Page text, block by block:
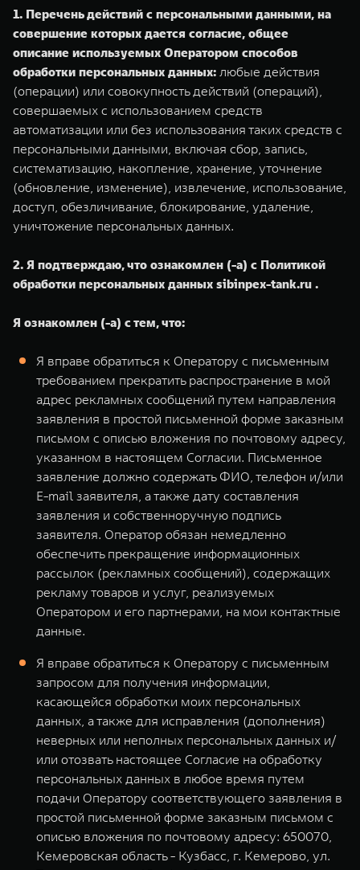
1. Перечень действий с персональными данными, на
совершение которых дается согласие, общее
описание используемых Оператором способов
обработки персональных данных: любые действия
(операции) или совокупность действий (операций),
совершаемых с использованием средств
автоматизации или без использования таких средств с
персональными данными, включая сбор, запись,
систематизацию, накопление, хранение, уточнение
(обновление, изменение), извлечение, использование,
доступ, обезличивание, блокирование, удаление,
уничтожение персональных данных.
2. Я подтверждаю, что ознакомлен (-а) с Политикой
обработки персональных данных sibinpex-tank.ru .
Я ознакомлен (-а) с тем, что:
Я вправе обратиться к Оператору с письменным
требованием прекратить распространение в мой
адрес рекламных сообщений путем направления
заявления в простой письменной форме заказным
письмом с описью вложения по почтовому адресу,
указанном в настоящем Согласии. Письменное
заявление должно содержать ФИО, телефон и/или
E-mail заявителя, а также дату составления
заявления и собственноручную подпись
заявителя. Оператор обязан немедленно
обеспечить прекращение информационных
рассылок (рекламных сообщений), содержащих
рекламу товаров и услуг, реализуемых
Оператором и его партнерами, на мои контактные
данные.
Я вправе обратиться к Оператору с письменным
запросом для получения информации,
касающейся обработки моих персональных
данных, а также для исправления (дополнения)
неверных или неполных персональных данных и/
или отозвать настоящее Согласие на обработку
персональных данных в любое время путем
подачи Оператору соответствующего заявления в
простой письменной форме заказным письмом с
описью вложения по почтовому адресу: 650070,
Кемеровская область - Кузбасс, г. Кемерово, ул.